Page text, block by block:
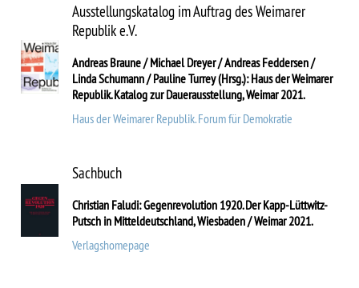
Ausstellungskatalog im Auftrag des Weimarer
Republik e.V.
Andreas Braune / Michael Dreyer / Andreas Feddersen /
Linda Schumann / Pauline Turrey (Hrsg.): Haus der Weimarer
Republik. Katalog zur Dauerausstellung, Weimar 2021.
Haus der Weimarer Republik. Forum für Demokratie
Sachbuch
Christian Faludi: Gegenrevolution 1920. Der Kapp-Lüttwitz-
Putsch in Mitteldeutschland, Wiesbaden / Weimar 2021.
Verlagshomepage